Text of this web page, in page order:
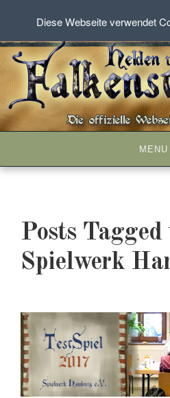
to
content
MENU
Posts
Spielwerk
Diese Webseite verwendet